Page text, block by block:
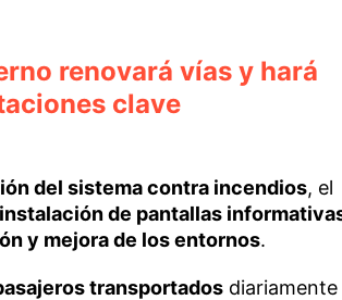
renovará vías y hará
clave
del sistema contra incendios, el
instalación de pantallas
y mejora de los entornos.
transportadosdiariamente